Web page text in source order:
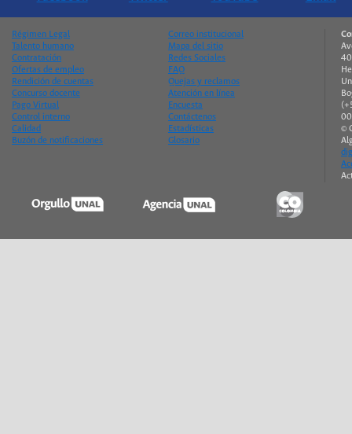
Régimen Legal
Talento humano
Contratación
Ofertas de empleo
Rendición de cuentas
Concurso docente
Pago Virtual
Control interno
Calidad
Buzón de notificaciones
Correo institucional
Mapa del sitio
Redes Sociales
FAQ
Quejas y reclamos
Atención en línea
Encuesta
Contáctenos
Estadísticas
Glosario
©